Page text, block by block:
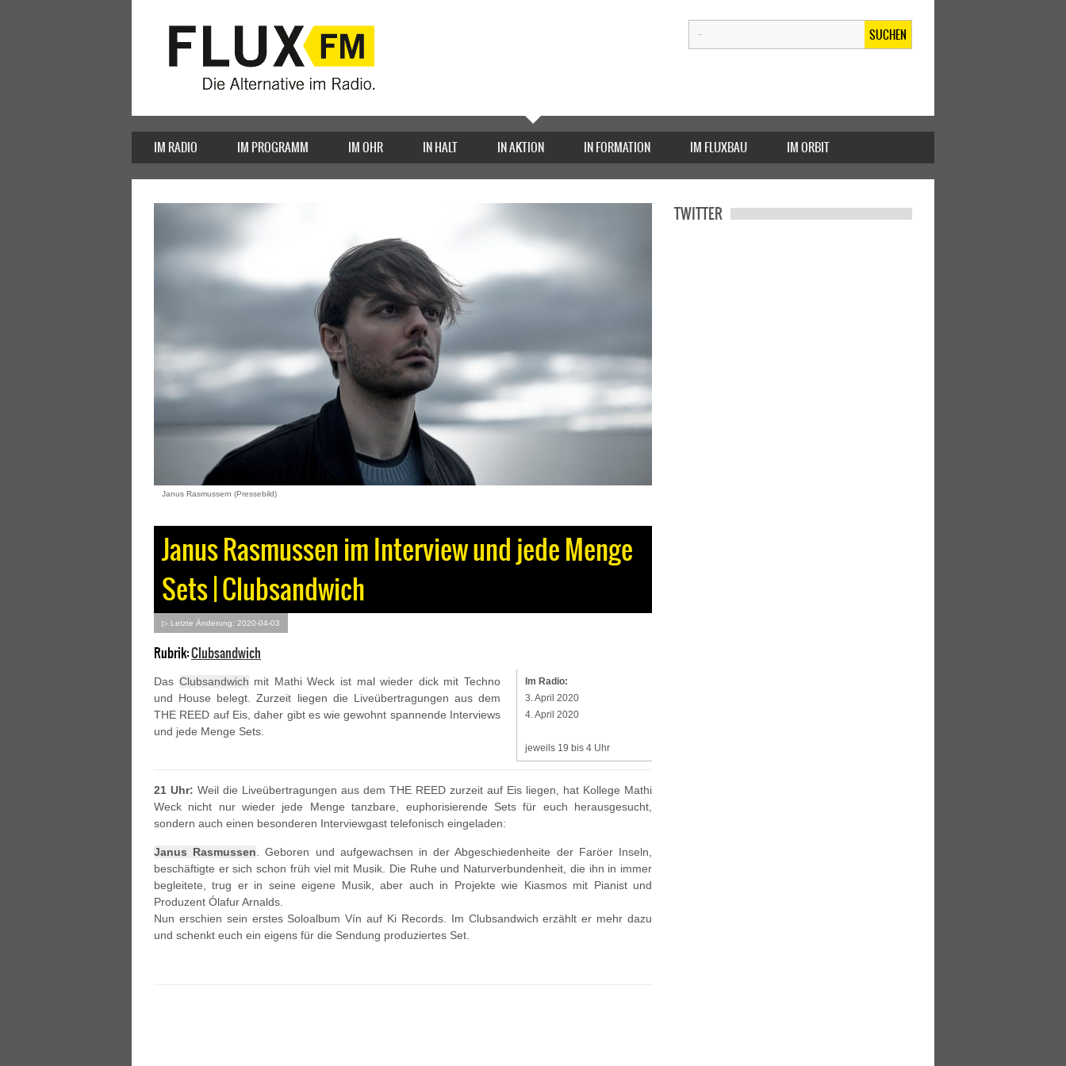
SUCHEN
IM RADIO IM PROGRAMM IM OHR IN HALT IN AKTION IN FORMATION IM FLUXBAU IM ORBIT
Janus Rasmussern (Pressebild)
Janus Rasmussen im Interview und jede Menge
Sets | Clubsandwich
▷ Letzte Änderung: 2020-04-03
Rubrik:Clubsandwich
Im Radio:
3. April 2020
4. April 2020
jeweils 19 bis 4 Uhr
Das Clubsandwich mit Mathi Weck ist mal wieder dick mit Techno
und House belegt. Zurzeit liegen die Liveübertragungen aus dem
THE REED auf Eis, daher gibt es wie gewohnt spannende Interviews
und jede Menge Sets.
21 Uhr: Weil die Liveübertragungen aus dem THE REED zurzeit auf Eis liegen, hat Kollege Mathi
Weck nicht nur wieder jede Menge tanzbare, euphorisierende Sets für euch herausgesucht,
sondern auch einen besonderen Interviewgast telefonisch eingeladen:
Janus Rasmussen . Geboren und aufgewachsen in der Abgeschiedenheite der Faröer Inseln,
beschäftigte er sich schon früh viel mit Musik. Die Ruhe und Naturverbundenheit, die ihn in immer
begleitete, trug er in seine eigene Musik, aber auch in Projekte wie Kiasmos mit Pianist und
Produzent Ólafur Arnalds.
Nun erschien sein erstes Soloalbum Vín auf Ki Records. Im Clubsandwich erzählt er mehr dazu
und schenkt euch ein eigens für die Sendung produziertes Set.
TWITTER